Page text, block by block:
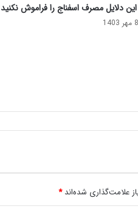
دلایل مصرف اسفناج را فراموش نکنید
8 مهر 1403
علامت‌گذاری شده‌اند*